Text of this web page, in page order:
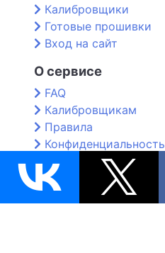
Калибровщики
Готовые прошивки
Вход на сайт
О сервисе
FAQ
Калибровщикам
Правила
Конфиденциальность
Контакты